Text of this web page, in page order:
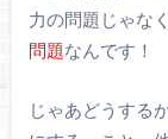
力の問題じゃなく
問題なんです！
じゃあどうする